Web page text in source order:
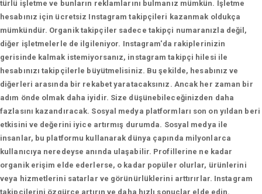
türlü işletme ve bunların reklamlarını bulmanız mümkün. İşletme
hesabınız için ücretsiz Instagram takipçileri kazanmak oldukça
mümkündür. Organik takipçiler sadece takipçi numaranızla değil,
diğer işletmelerle de ilgileniyor. Instagram'da rakiplerinizin
gerisinde kalmak istemiyorsanız, instagram takipçi hilesi ile
hesabınızı takipçilerle büyütmelisiniz. Bu şekilde, hesabınız ve
diğerleri arasında bir rekabet yaratacaksınız. Ancak her zaman bir
adım önde olmak daha iyidir. Size düşünebileceğinizden daha
fazlasını kazandıracak. Sosyal medya platformları son on yıldan beri
etkisini ve değerini iyice artırmış durumda. Sosyal medya ile
insanlar, bu platformu kullanarak dünya çapında milyonlarca
kullanıcıya neredeyse anında ulaşabilir. Profillerine ne kadar
organik erişim elde ederlerse, o kadar popüler olurlar, ürünlerini
veya hizmetlerini satarlar ve görünürlüklerini arttırırlar. Instagram
takipçilerini özgürce artırın ve daha hızlı sonuçlar elde edin.